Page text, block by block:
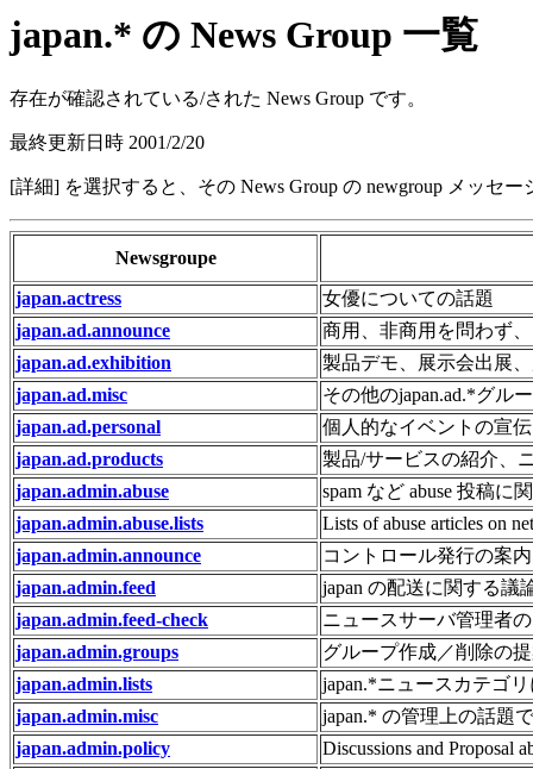
japan.* の News Group 一覧
存在が確認されている/された News Group です。
最終更新日時 2001/2/20
[詳細] を選択すると、その News Group の newgroup メッセ
Newsgroupe
japan.actress
女優についての話題
japan.ad.announce
商用、非商用を問わず
japan.ad.exhibition
製品デモ、展示会出展
japan.ad.misc
その他のjapan.ad.*グル
japan.ad.personal
個人的なイベントの宣
japan.ad.products
製品/サービスの紹介、
japan.admin.abuse
spam など abuse 投稿に
japan.admin.abuse.lists
Lists of abuse articles on
japan.admin.announce
コントロール発行の案
japan.admin.feed
japan の配送に関する議
japan.admin.feed-check
ニュースサーバ管理者
japan.admin.groups
グループ作成／削除の
japan.admin.lists
japan.*ニュースカテゴ
japan.admin.misc
japan.* の管理上の話題
japan.admin.policy
Discussions and Proposal